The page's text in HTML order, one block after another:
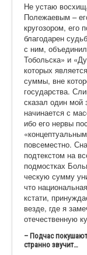
Не устаю
Полежаевым –
кругозором, его
благодарен
с ним,
Тобольска» и
которых
суммы, вне
государства.
сказал один мой
начинается с
ибо его нервы
повсеместно.
подтекстом на
подмостках
ческую сумму
что
кстати,
везде, где я
отечественную
– Подчас
странно звучит…